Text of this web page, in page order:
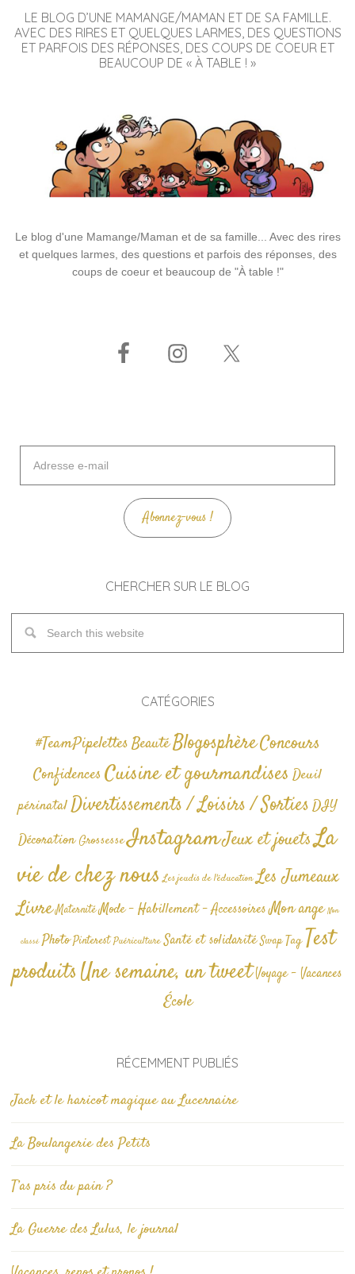
LE BLOG D’UNE MAMANGE/MAMAN ET DE SA FAMILLE.
AVEC DES RIRES ET QUELQUES LARMES, DES QUESTIONS
ET PARFOIS DES RÉPONSES, DES COUPS DE COEUR ET
BEAUCOUP DE « À TABLE ! »
Le blog d'une Mamange/Maman et de sa famille... Avec des rires
et quelques larmes, des questions et parfois des réponses, des
coups de coeur et beaucoup de "À table !"
mail
Abonnez-vous !
CHERCHER SUR LE BLOG
CATÉGORIES
#TeamPipelettesBeautéBlogosphèreConcours
Confidences Cuisine et gourmandises Deuil
périnatalDivertissements / Loisirs / SortiesDIY
Décoration GrossesseInstagramJeux et jouetsLa
vie de chez nous Les jeudis de l'éducation Les Jumeaux
Livre Maternité Mode - Habillement - AccessoiresMon ange Non
classé Photo Pinterest Puériculture Santé et solidarité Swap TagTest
produitsUne semaine, un tweetVoyage - Vacances
École
RÉCEMMENT PUBLIÉS
Jack et le haricot magique au Lucernaire
La Boulangerie des Petits
T’as pris du pain ?
La Guerre des Lulus, le journal